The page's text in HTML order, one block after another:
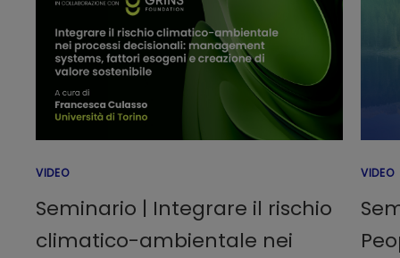
VIDEO
Seminario | Integrare il rischio
climatico-ambientale nei
VIDEO